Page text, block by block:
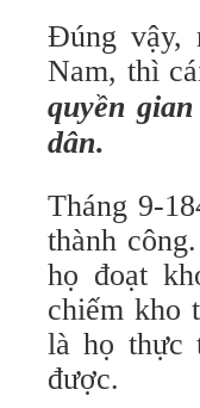
Đúng vậy,
Nam, thì
quyền
dân.
Tháng 9-
thành
họ đoạt
chiếm kho
là họ thực
được.